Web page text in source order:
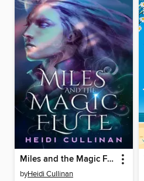
Miles and the Magic Flute
byHeidi Cullinan